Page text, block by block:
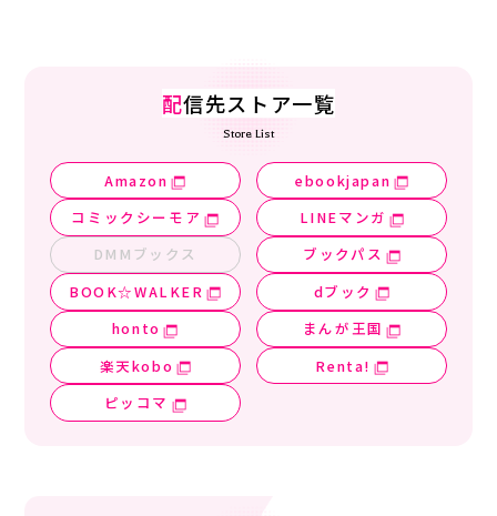
配信先ストア一覧
Store List
Amazon
ebookjapan
コミックシーモア
LINEマンガ
DMMブックス
ブックパス
BOOK☆WALKER
dブック
honto
まんが王国
楽天kobo
Renta!
ピッコマ